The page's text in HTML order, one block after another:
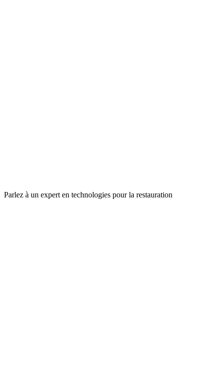
Parlez à un expert en technologies pour la restauration